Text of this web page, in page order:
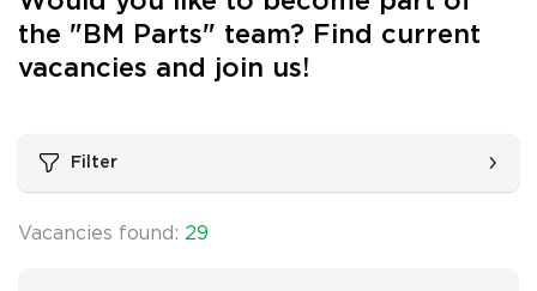
the "BM Parts" team? Find current
vacancies and join us!
Filter
Vacancies found: 29